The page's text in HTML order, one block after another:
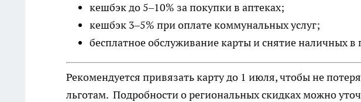
кешбэк до 5–10% за покупки в аптеках;
кешбэк 3–5% при оплате коммунальных услуг;
бесплатное обслуживание карты и снятие наличных в
Рекомендуется привязать карту до 1 июля, чтобы не
льготам. Подробности о региональных скидках можно